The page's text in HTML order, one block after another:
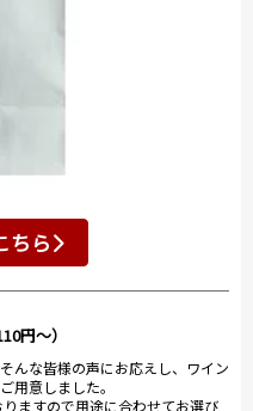
ちら
円～）
んな皆様の声にお応えし、ワイン
用意しました。
ますので用途に合わせてお選び